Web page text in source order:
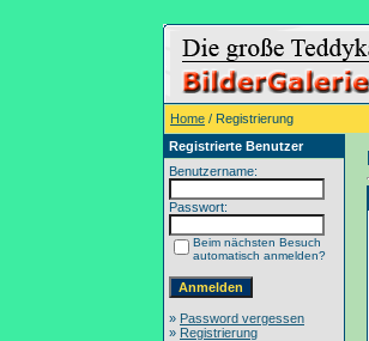
Home / Registrierung
Registrierte Benutzer
Benutzername:
Passwort:
Beim nächsten Besuch
automatisch anmelden?
» Password vergessen
» Registrierung